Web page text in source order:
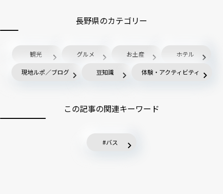
長野県のカテゴリー
観光 グルメ お土産 ホテル
現地ルポ／ブログ 豆知識 体験・アクティビティ
この記事の関連キーワード
バス